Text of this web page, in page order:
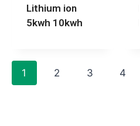
Lithium ion
5kwh 10kwh
1 2 3 4